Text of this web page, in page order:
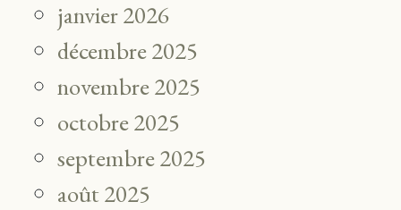
janvier 2026
décembre 2025
novembre 2025
octobre 2025
septembre 2025
août 2025